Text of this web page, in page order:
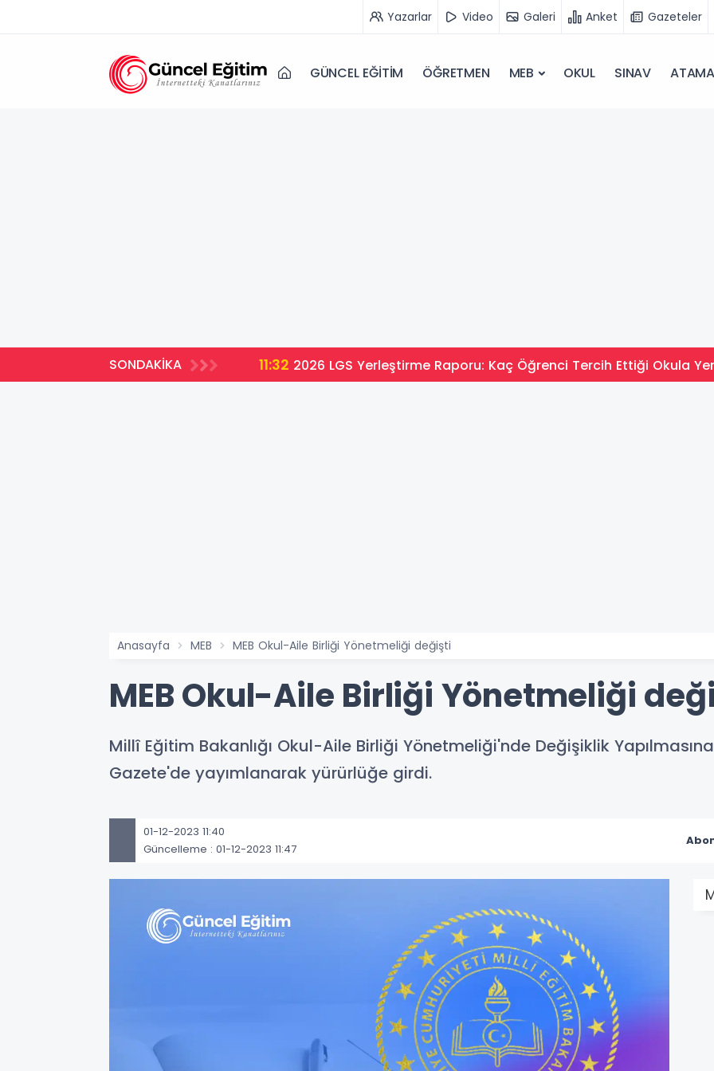
Yazarlar Video Galeri Anket Gazeteler
GÜNCEL EĞİTİM ÖĞRETMEN MEB OKUL SINAV ATAMA
SONDAKİKA 11:32 2026 LGS Yerleştirme Raporu: Kaç Öğrenci Tercih Ettiği Okula
Anasayfa MEB MEB Okul-Aile Birliği Yönetmeliği değişti
MEB Okul-Aile Birliği Yönetmeliği
Millî Eğitim Bakanlığı Okul-Aile Birliği Yönetmeliği'nde Değişiklik
Gazete'de yayımlanarak yürürlüğe girdi.
01-12-2023 11:40
Güncelleme : 01-12-2023 11:47